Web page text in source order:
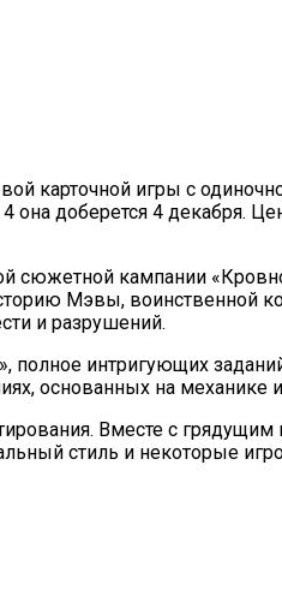
карточной игры с
она доберется 4 декабря.
сюжетной кампании
Мэвы, воинственной
и разрушений.
полное интригующих
основанных на механике
Вместе с грядущим
стиль и некоторые